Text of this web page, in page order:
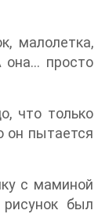
малолетка,
она… просто
что только
он пытается
с маминой
был